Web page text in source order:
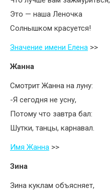
Это — наша Леночка
Солнышком красуется!
Значение имени Елена >>
Жанна
Смотрит Жанна на луну:
-Я сегодня не усну,
Потому что завтра бал:
Шутки, танцы, карнавал.
Имя Жанна >>
Зина
Зина куклам объясняет,